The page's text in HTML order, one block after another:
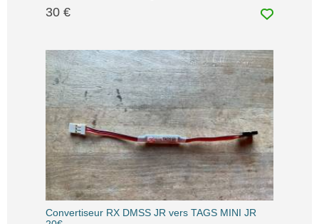
30 €
Convertiseur RX DMSS JR vers TAGS MINI JR